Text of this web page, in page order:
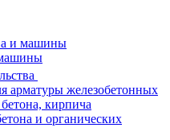
и машины
арматуры железобетонных
кирпича
и органических